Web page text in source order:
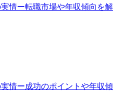
情ー転職市場や年収傾向を解
情ー成功のポイントや年収傾